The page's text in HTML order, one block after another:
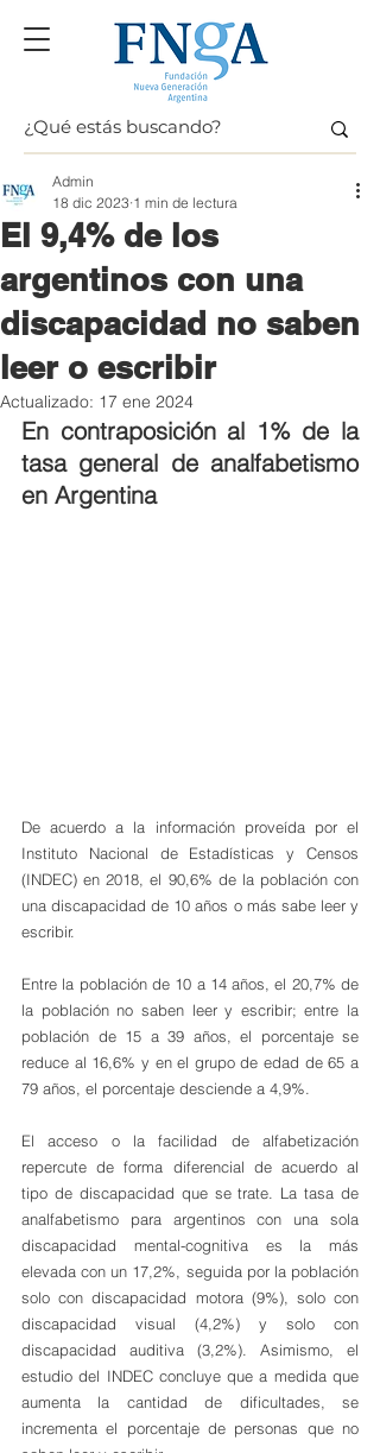
El 9,4% de los
argentinos con una
discapacidad no saben
leer o escribir
Admin
18 dic 2023 1 min de lectura
Actualizado: 17 ene 2024
En contraposición al 1% de la
tasa general de analfabetismo
en Argentina
De acuerdo a la información proveída por el
Instituto Nacional de Estadísticas y Censos
(INDEC) en 2018, el 90,6% de la población con
una discapacidad de 10 años o más sabe leer y
escribir.
Entre la población de 10 a 14 años, el 20,7% de
la población no saben leer y escribir; entre la
población de 15 a 39 años, el porcentaje se
reduce al 16,6% y en el grupo de edad de 65 a
79 años, el porcentaje desciende a 4,9%.
El acceso o la facilidad de alfabetización
repercute de forma diferencial de acuerdo al
tipo de discapacidad que se trate. La tasa de
analfabetismo para argentinos con una sola
discapacidad mental-cognitiva es la más
elevada con un 17,2%, seguida por la población
solo con discapacidad motora (9%), solo con
discapacidad visual (4,2%) y solo con
discapacidad auditiva (3,2%). Asimismo, el
estudio del INDEC concluye que a medida que
aumenta la cantidad de dificultades, se
incrementa el porcentaje de personas que no